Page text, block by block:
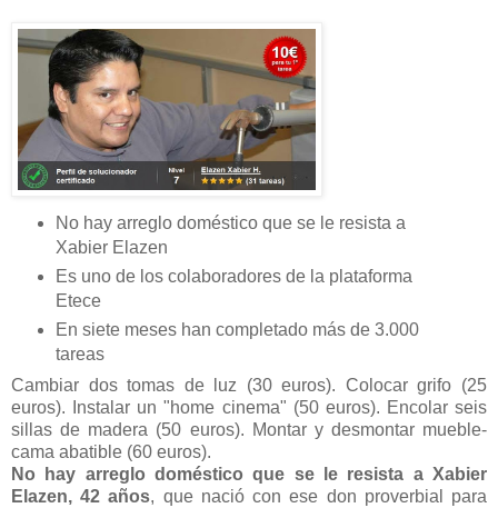
No hay arreglo doméstico que se le resista a
Xabier Elazen
Es uno de los colaboradores de la plataforma
Etece
En siete meses han completado más de 3.000
tareas
Cambiar dos tomas de luz (30 euros). Colocar grifo (25
euros). Instalar un "home cinema" (50 euros). Encolar seis
sillas de madera (50 euros). Montar y desmontar mueble-
cama abatible (60 euros).
No hay arreglo doméstico que se le resista a Xabier
Elazen, 42 años, que nació con ese don proverbial para